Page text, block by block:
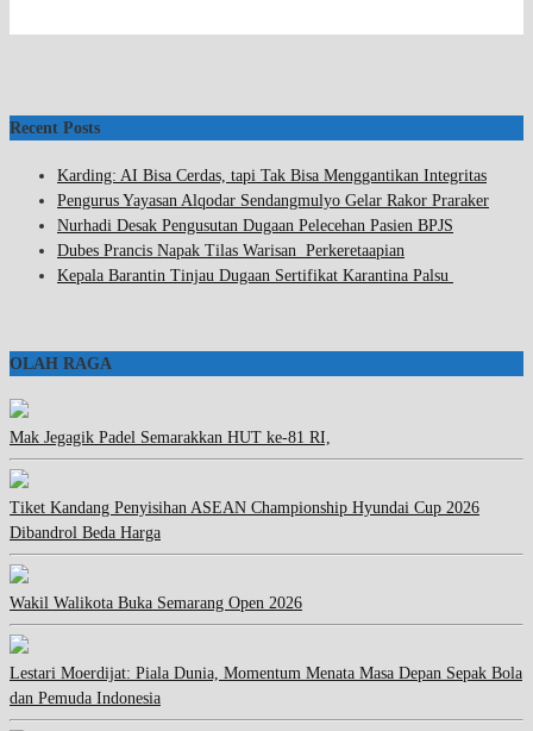
Recent Posts
Karding: AI Bisa Cerdas, tapi Tak Bisa Menggantikan Integritas
Pengurus Yayasan Alqodar Sendangmulyo Gelar Rakor Praraker
Nurhadi Desak Pengusutan Dugaan Pelecehan Pasien BPJS
Dubes Prancis Napak Tilas Warisan Perkeretaapian
Kepala Barantin Tinjau Dugaan Sertifikat Karantina Palsu
OLAH RAGA
Mak Jegagik Padel Semarakkan HUT ke-81 RI,
Tiket Kandang Penyisihan ASEAN Championship Hyundai Cup 2026
Dibandrol Beda Harga
Wakil Walikota Buka Semarang Open 2026
Lestari Moerdijat: Piala Dunia, Momentum Menata Masa Depan Sepak Bola
dan Pemuda Indonesia